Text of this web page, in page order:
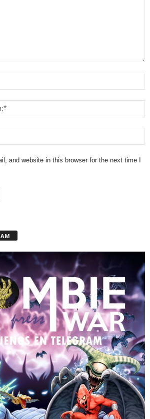
and website in this browser for the next time I